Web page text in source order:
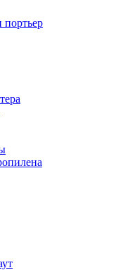
портьер